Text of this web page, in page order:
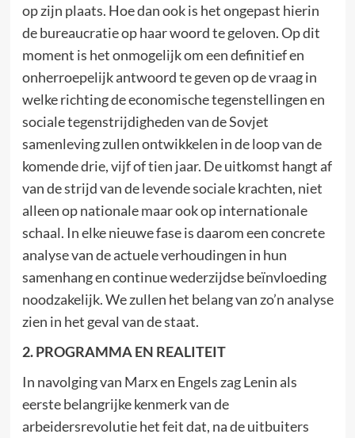
op zijn plaats. Hoe dan ook is het ongepast hierin
de bureaucratie op haar woord te geloven. Op dit
moment is het onmogelijk om een definitief en
onherroepelijk antwoord te geven op de vraag in
welke richting de economische tegenstellingen en
sociale tegenstrijdigheden van de Sovjet
samenleving zullen ontwikkelen in de loop van de
komende drie, vijf of tien jaar. De uitkomst hangt af
van de strijd van de levende sociale krachten, niet
alleen op nationale maar ook op internationale
schaal. In elke nieuwe fase is daarom een concrete
analyse van de actuele verhoudingen in hun
samenhang en continue wederzijdse beïnvloeding
noodzakelijk. We zullen het belang van zo’n analyse
zien in het geval van de staat.
2. PROGRAMMA EN REALITEIT
In navolging van Marx en Engels zag Lenin als
eerste belangrijke kenmerk van de
arbeidersrevolutie het feit dat, na de uitbuiters